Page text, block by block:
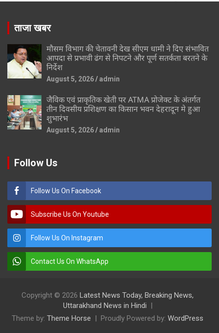
ताजा खबर
मौसम विभाग की चेतावनी देख सीएम धामी ने दिए संभावित
आपदा से प्रभावी ढंग से निपटने और पूर्ण सतर्कता बरतने के
निर्देश
August 5, 2026 admin
जैविक एवं प्राकृतिक खेती पर ATMA प्रोजेक्ट के अंतर्गत
तीन दिवसीय प्रशिक्षण का किसान भवन देहरादून मे हुआ
शुभारंभ
August 5, 2026 admin
Follow Us
Follow Us On Facebook
Subscribe Us On Youtube
Follow Us On Instagram
Contact Us On WhatsApp
Copyright © 2026 Latest News Today, Breaking News,
Uttarakhand News in Hindi
Theme by: Theme Horse Proudly Powered by: WordPress